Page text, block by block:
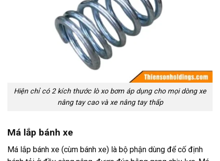
Hiện chỉ có 2 kích thước lò xo bơm áp dụng cho mọi dòng xe
nâng tay cao và xe nâng tay thấp
Má lắp bánh xe
Má lắp bánh xe (cùm bánh xe) là bộ phận dùng để cố định